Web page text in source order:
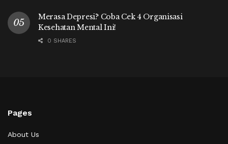
Merasa Depresi? Coba Cek 4 Organisasi
Kesehatan Mental Ini!
0 SHARES
Pages
About Us